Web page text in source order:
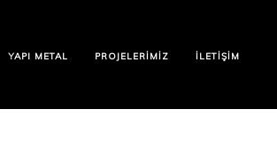
YAPI METAL PROJELERIMIZ İLETIŞIM